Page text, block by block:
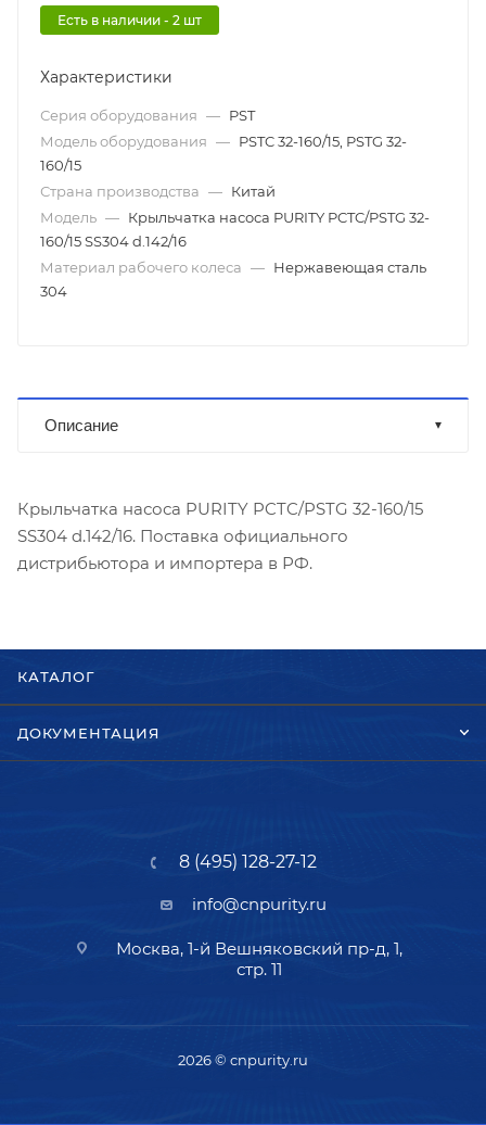
Есть в наличии - 2 шт
Характеристики
Серия оборудования — PST
Модель оборудования — PSTC 32-160/15, PSTG 32-
160/15
Страна производства — Китай
Модель — Крыльчатка насоса PURITY PCTC/PSTG 32-
160/15 SS304 d.142/16
Материал рабочего колеса — Нержавеющая сталь
304
Описание
Крыльчатка насоса PURITY PCTC/PSTG 32-160/15
SS304 d.142/16. Поставка официального
дистрибьютора и импортера в РФ.
КАТАЛОГ
ДОКУМЕНТАЦИЯ
8 (495) 128-27-12
info@cnpurity.ru
Москва, 1-й Вешняковский пр-д, 1,
стр. 11
2026 © cnpurity.ru